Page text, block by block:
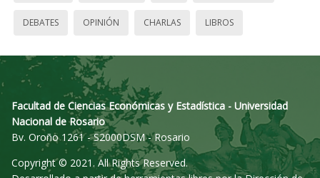
DEBATES OPINIÓN CHARLAS LIBROS
Facultad de Ciencias Económicas y Estadística - Universidad
Nacional de Rosario
Bv. Oroño 1261 - S2000DSM - Rosario
Copyright © 2021. All Rights Reserved.